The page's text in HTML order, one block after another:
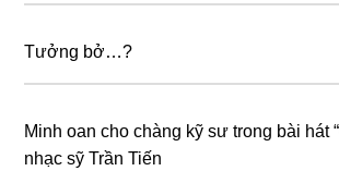
Tưởng bở…?
Minh oan cho chàng kỹ sư trong bài hát
nhạc sỹ Trần Tiến